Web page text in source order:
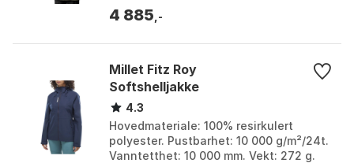
produksjon: Res...
4 885 ,-
Millet Fitz Roy
Softshelljakke
4.3
Hovedmateriale: 100% resirkulert
polyester. Pustbarhet: 10 000 g/m²/24t.
Vanntetthet: 10 000 mm. Vekt: 272 g.